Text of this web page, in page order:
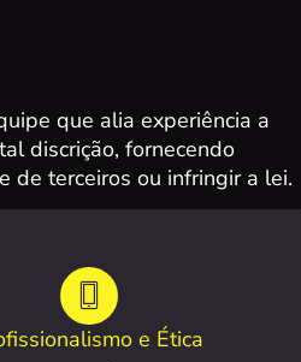
que alia experiência a
discrição, fornecendo
de terceiros ou infringir a lei.
e Ética